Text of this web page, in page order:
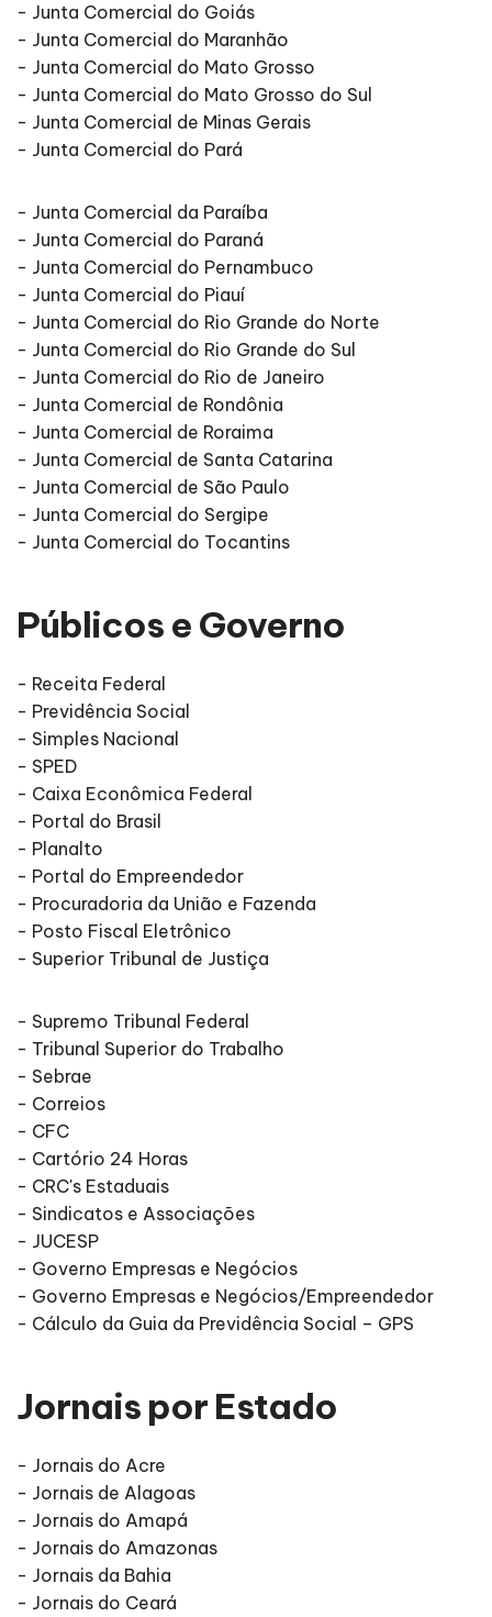
- Junta Comercial do Goiás
- Junta Comercial do Maranhão
- Junta Comercial do Mato Grosso
- Junta Comercial do Mato Grosso do Sul
- Junta Comercial de Minas Gerais
- Junta Comercial do Pará
- Junta Comercial da Paraíba
- Junta Comercial do Paraná
- Junta Comercial do Pernambuco
- Junta Comercial do Piauí
- Junta Comercial do Rio Grande do Norte
- Junta Comercial do Rio Grande do Sul
- Junta Comercial do Rio de Janeiro
- Junta Comercial de Rondônia
- Junta Comercial de Roraima
- Junta Comercial de Santa Catarina
- Junta Comercial de São Paulo
- Junta Comercial do Sergipe
- Junta Comercial do Tocantins
Públicos e Governo
- Receita Federal
- Previdência Social
- Simples Nacional
- SPED
- Caixa Econômica Federal
- Portal do Brasil
- Planalto
- Portal do Empreendedor
- Procuradoria da União e Fazenda
- Posto Fiscal Eletrônico
- Superior Tribunal de Justiça
- Supremo Tribunal Federal
- Tribunal Superior do Trabalho
- Sebrae
- Correios
- CFC
- Cartório 24 Horas
- CRC's Estaduais
- Sindicatos e Associações
- JUCESP
- Governo Empresas e Negócios
- Governo Empresas e Negócios/Empreendedor
- Cálculo da Guia da Previdência Social – GPS
Jornais por Estado
- Jornais do Acre
- Jornais de Alagoas
- Jornais do Amapá
- Jornais do Amazonas
- Jornais da Bahia
- Jornais do Ceará